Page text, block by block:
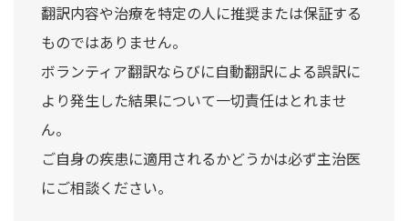
翻訳内容や治療を特定の人に推奨または保証する
ものではありません。
ボランティア翻訳ならびに自動翻訳による誤訳に
より発生した結果について一切責任はとれませ
ん。
ご自身の疾患に適用されるかどうかは必ず主治医
にご相談ください。